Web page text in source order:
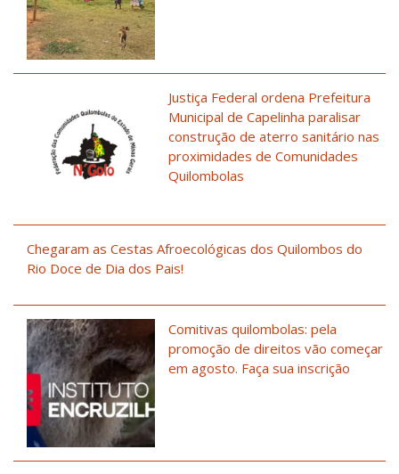
Justiça Federal ordena Prefeitura
Municipal de Capelinha paralisar
construção de aterro sanitário nas
proximidades de Comunidades
Quilombolas
Chegaram as Cestas Afroecológicas dos Quilombos do
Rio Doce de Dia dos Pais!
Comitivas quilombolas: pela
promoção de direitos vão começar
em agosto. Faça sua inscrição